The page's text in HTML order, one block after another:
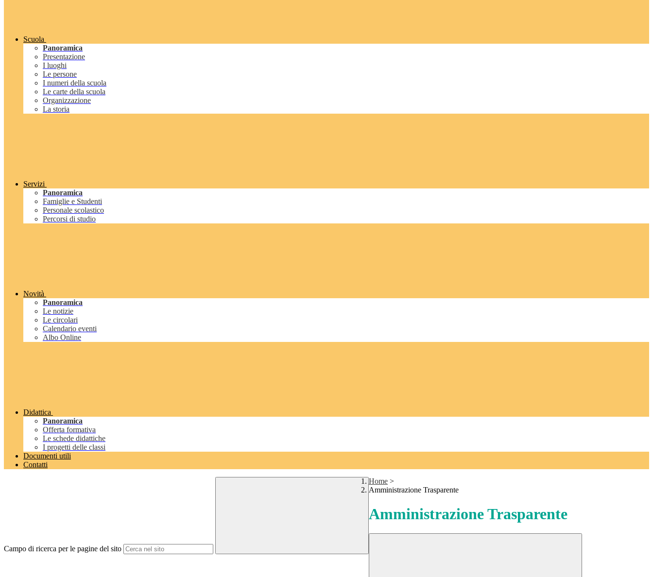
Scuola
Panoramica
Presentazione
I luoghi
Le persone
I numeri della scuola
Le carte della scuola
Organizzazione
La storia
Servizi
Panoramica
Famiglie e Studenti
Personale scolastico
Percorsi di studio
Novità
Panoramica
Le notizie
Le circolari
Calendario eventi
Albo Online
Didattica
Panoramica
Offerta formativa
Le schede didattiche
I progetti delle classi
Documenti utili
Contatti
Campo di ricerca per le pagine del sito
Home >
Amministrazione Trasparente
Amministrazione Trasparente